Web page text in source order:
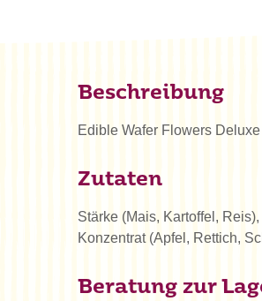
Beschreibung
Edible Wafer Flowers
Zutaten
Stärke (Mais, Kartoffel,
Konzentrat (Apfel, Rettich,
Beratung zur